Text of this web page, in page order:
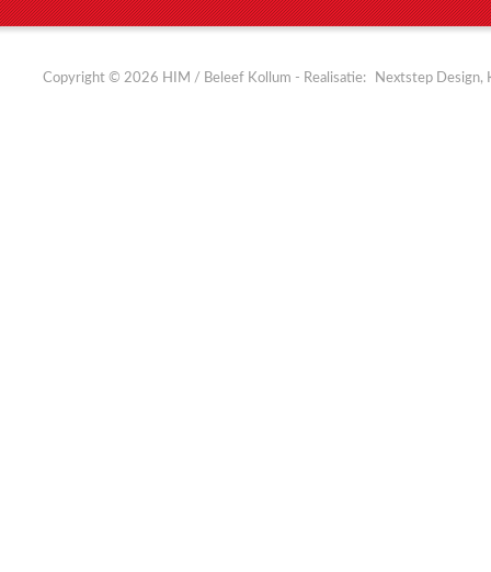
Copyright © 2026 HIM / Beleef Kollum - Realisatie: Nextstep Design,